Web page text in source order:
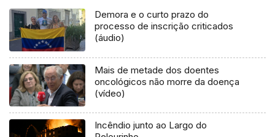
Demora e o curto prazo do
processo de inscrição criticados
(áudio)
Mais de metade dos doentes
oncológicos não morre da doença
(vídeo)
Incêndio junto ao Largo do